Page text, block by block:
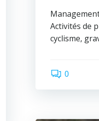
Activités de
cyclisme,
0